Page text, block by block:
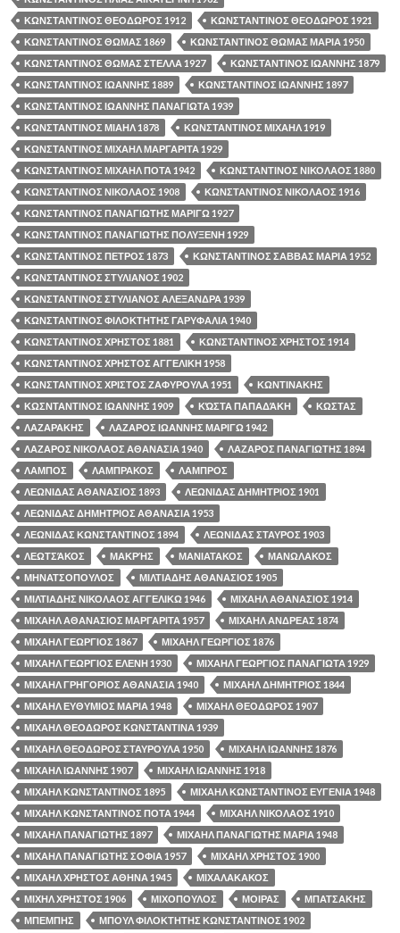
ΚΩΝΣΤΑΝΤΙΝΟΣ ΘΕΟΔΩΡΟΣ 1912
ΚΩΝΣΤΑΝΤΙΝΟΣ ΘΕΟΔΩΡΟΣ 1921
ΚΩΝΣΤΑΝΤΙΝΟΣ ΘΩΜΑΣ 1869
ΚΩΝΣΤΑΝΤΙΝΟΣ ΘΩΜΑΣ ΜΑΡΙΑ 1950
ΚΩΝΣΤΑΝΤΙΝΟΣ ΘΩΜΑΣ ΣΤΕΛΛΑ 1927
ΚΩΝΣΤΑΝΤΙΝΟΣ ΙΩΑΝΝΗΣ 1879
ΚΩΝΣΤΑΝΤΙΝΟΣ ΙΩΑΝΝΗΣ 1889
ΚΩΝΣΤΑΝΤΙΝΟΣ ΙΩΑΝΝΗΣ 1897
ΚΩΝΣΤΑΝΤΙΝΟΣ ΙΩΑΝΝΗΣ ΠΑΝΑΓΙΩΤΑ 1939
ΚΩΝΣΤΑΝΤΙΝΟΣ ΜΙΑΗΛ 1878
ΚΩΝΣΤΑΝΤΙΝΟΣ ΜΙΧΑΗΛ 1919
ΚΩΝΣΤΑΝΤΙΝΟΣ ΜΙΧΑΗΛ ΜΑΡΓΑΡΙΤΑ 1929
ΚΩΝΣΤΑΝΤΙΝΟΣ ΜΙΧΑΗΛ ΠΟΤΑ 1942
ΚΩΝΣΤΑΝΤΙΝΟΣ ΝΙΚΟΛΑΟΣ 1880
ΚΩΝΣΤΑΝΤΙΝΟΣ ΝΙΚΟΛΑΟΣ 1908
ΚΩΝΣΤΑΝΤΙΝΟΣ ΝΙΚΟΛΑΟΣ 1916
ΚΩΝΣΤΑΝΤΙΝΟΣ ΠΑΝΑΓΙΩΤΗΣ ΜΑΡΙΓΩ 1927
ΚΩΝΣΤΑΝΤΙΝΟΣ ΠΑΝΑΓΙΩΤΗΣ ΠΟΛΥΞΕΝΗ 1929
ΚΩΝΣΤΑΝΤΙΝΟΣ ΠΕΤΡΟΣ 1873
ΚΩΝΣΤΑΝΤΙΝΟΣ ΣΑΒΒΑΣ ΜΑΡΙΑ 1952
ΚΩΝΣΤΑΝΤΙΝΟΣ ΣΤΥΛΙΑΝΟΣ 1902
ΚΩΝΣΤΑΝΤΙΝΟΣ ΣΤΥΛΙΑΝΟΣ ΑΛΕΞΑΝΔΡΑ 1939
ΚΩΝΣΤΑΝΤΙΝΟΣ ΦΙΛΟΚΤΗΤΗΣ ΓΑΡΥΦΑΛΙΑ 1940
ΚΩΝΣΤΑΝΤΙΝΟΣ ΧΡΗΣΤΟΣ 1881
ΚΩΝΣΤΑΝΤΙΝΟΣ ΧΡΗΣΤΟΣ 1914
ΚΩΝΣΤΑΝΤΙΝΟΣ ΧΡΗΣΤΟΣ ΑΓΓΕΛΙΚΗ 1958
ΚΩΝΣΤΑΝΤΙΝΟΣ ΧΡΙΣΤΟΣ ΖΑΦΥΡΟΥΛΑ 1951
ΚΩΝΤΙΝΑΚΗΣ
ΚΩΣΝΤΑΝΤΙΝΟΣ ΙΩΑΝΝΗΣ 1909
ΚΏΣΤΑ ΠΑΠΑΔΆΚΗ
ΚΩΣΤΑΣ
ΛΑΖΑΡΑΚΗΣ
ΛΑΖΑΡΟΣ ΙΩΑΝΝΗΣ ΜΑΡΙΓΩ 1942
ΛΑΖΑΡΟΣ ΝΙΚΟΛΑΟΣ ΑΘΑΝΑΣΙΑ 1940
ΛΑΖΑΡΟΣ ΠΑΝΑΓΙΩΤΗΣ 1894
ΛΑΜΠΟΣ
ΛΑΜΠΡΑΚΟΣ
ΛΑΜΠΡΟΣ
ΛΕΩΝΙΔΑΣ ΑΘΑΝΑΣΙΟΣ 1893
ΛΕΩΝΙΔΑΣ ΔΗΜΗΤΡΙΟΣ 1901
ΛΕΩΝΙΔΑΣ ΔΗΜΗΤΡΙΟΣ ΑΘΑΝΑΣΙΑ 1953
ΛΕΩΝΙΔΑΣ ΚΩΝΣΤΑΝΤΙΝΟΣ 1894
ΛΕΩΝΙΔΑΣ ΣΤΑΥΡΟΣ 1903
ΛΕΩΤΣΆΚΟΣ
ΜΑΚΡΉΣ ΜΑΝΙΑΤΑΚΟΣ
ΜΑΝΩΛΑΚΟΣ
ΜΗΝΑΤΣΟΠΟΥΛΟΣ
ΜΙΛΤΙΑΔΗΣ ΑΘΑΝΑΣΙΟΣ 1905
ΜΙΛΤΙΑΔΗΣ ΝΙΚΟΛΑΟΣ ΑΓΓΕΛΙΚΩ 1946
ΜΙΧΑΗΛ ΑΘΑΝΑΣΙΟΣ 1914
ΜΙΧΑΗΛ ΑΘΑΝΑΣΙΟΣ ΜΑΡΓΑΡΙΤΑ 1957
ΜΙΧΑΗΛ ΑΝΔΡΕΑΣ 1874
ΜΙΧΑΗΛ ΓΕΩΡΓΙΟΣ 1867
ΜΙΧΑΗΛ ΓΕΩΡΓΙΟΣ 1876
ΜΙΧΑΗΛ ΓΕΩΡΓΙΟΣ ΕΛΕΝΗ 1930
ΜΙΧΑΗΛ ΓΕΩΡΓΙΟΣ ΠΑΝΑΓΙΩΤΑ 1929
ΜΙΧΑΗΛ ΓΡΗΓΟΡΙΟΣ ΑΘΑΝΑΣΙΑ 1940
ΜΙΧΑΗΛ ΔΗΜΗΤΡΙΟΣ 1844
ΜΙΧΑΗΛ ΕΥΘΥΜΙΟΣ ΜΑΡΙΑ 1948
ΜΙΧΑΗΛ ΘΕΟΔΩΡΟΣ 1907
ΜΙΧΑΗΛ ΘΕΟΔΩΡΟΣ ΚΩΝΣΤΑΝΤΙΝΑ 1939
ΜΙΧΑΗΛ ΘΕΟΔΩΡΟΣ ΣΤΑΥΡΟΥΛΑ 1950
ΜΙΧΑΗΛ ΙΩΑΝΝΗΣ 1876
ΜΙΧΑΗΛ ΙΩΑΝΝΗΣ 1907
ΜΙΧΑΗΛ ΙΩΑΝΝΗΣ 1918
ΜΙΧΑΗΛ ΚΩΝΣΤΑΝΤΙΝΟΣ 1895
ΜΙΧΑΗΛ ΚΩΝΣΤΑΝΤΙΝΟΣ ΕΥΓΕΝΙΑ 1948
ΜΙΧΑΗΛ ΚΩΝΣΤΑΝΤΙΝΟΣ ΠΟΤΑ 1944
ΜΙΧΑΗΛ ΝΙΚΟΛΑΟΣ 1910
ΜΙΧΑΗΛ ΠΑΝΑΓΙΩΤΗΣ 1897
ΜΙΧΑΗΛ ΠΑΝΑΓΙΩΤΗΣ ΜΑΡΙΑ 1948
ΜΙΧΑΗΛ ΠΑΝΑΓΙΩΤΗΣ ΣΟΦΙΑ 1957
ΜΙΧΑΗΛ ΧΡΗΣΤΟΣ 1900
ΜΙΧΑΗΛ ΧΡΗΣΤΟΣ ΑΘΗΝΑ 1945
ΜΙΧΑΛΑΚΑΚΟΣ
ΜΙΧΗΛ ΧΡΗΣΤΟΣ 1906
ΜΙΧΟΠΟΥΛΟΣ ΜΟΙΡΑΣ
ΜΠΑΤΣΑΚΗΣ
ΜΠΕΜΠΗΣ
ΜΠΟΥΛ ΦΙΛΟΚΤΗΤΗΣ ΚΩΝΣΤΑΝΤΙΝΟΣ 1902